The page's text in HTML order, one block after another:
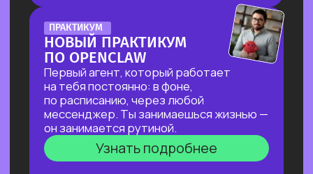
ОТКРЫТАЯ ЛЕКЦИЯ
ИИ ДЛЯ РУКОВОДИТЕЛЯ:
КАК ОСВОБОДИТЬ 10+ ЧАСОВ
В НЕДЕЛЮ И ПОВЫСИТЬ
ЭФФЕКТИВНОСТЬ КОМАНДЫ?
И перейти от «Мне не хватает времени
разобраться с ИИ» к «Часть вопросов
и процессов закрывает ИИ»